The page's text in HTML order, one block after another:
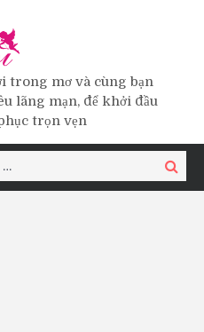
trong mơ và cùng bạn
lãng mạn, để khởi đầu
trọn vẹn
Tìm
kiếm